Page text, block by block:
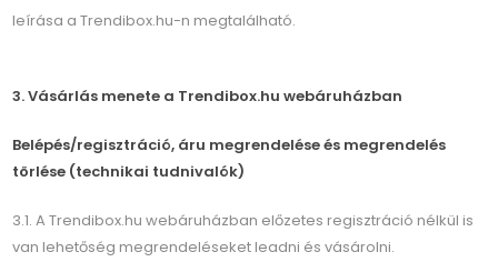
leírása a Trendibox.hu-n megtalálható.
3. Vásárlás menete a Trendibox.hu webáruházban
Belépés/regisztráció, áru megrendelése és megrendelés
törlése (technikai tudnivalók)
3.1. A Trendibox.hu webáruházban előzetes regisztráció nélkül is
van lehetőség megrendeléseket leadni és vásárolni.